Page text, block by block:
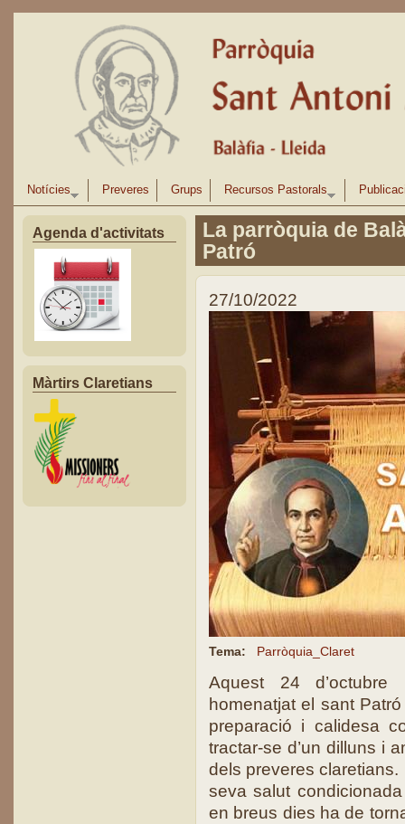
Notícies Preveres Grups Recursos Pastorals
Agenda d'activitats
Màrtirs Claretians
La parròquia de
Patró
27/10/2022
Tema: Parròquia_Claret
Aquest 24
homenatjat el sant
preparació i calidesa
tractar-se d’un dilluns i
dels preveres
seva salut
en breus dies ha de